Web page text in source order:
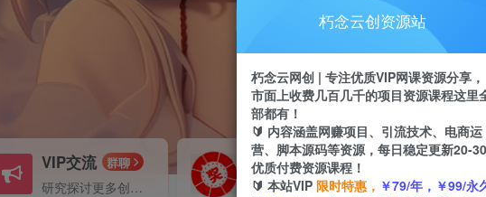
小红书 挂机 快手
VIP交流 群聊
研究探讨更多创业项目路子。
VIP推广
70%分佣
会员专属推广链接
招募站
朽念云创资源站
朽念云网创 | 专注优质VIP网课资源分享，
市面上收费几百几千的项目资源课程这里
部都有！
🔰 内容涵盖网赚项目、引流技术、电商运
营、脚本源码等资源，每日稳定更新20-30
优质付费资源课程！
🔰 本站VIP 限时特惠， ￥79/年，￥99/永